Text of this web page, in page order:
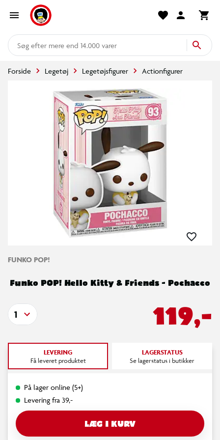
mere end 14.000 varer
Forside Legetøj Legetøjsfigurer Actionfigurer
FUNKO POP!
Funko POP! Hello Kitty & Friends - Pochacco
119,-
1
LEVERING
Få leveret produktet
LAGERSTATUS
Se lagerstatus i butikker
På lager online (5+)
Levering fra 39,-
LÆG I KURV